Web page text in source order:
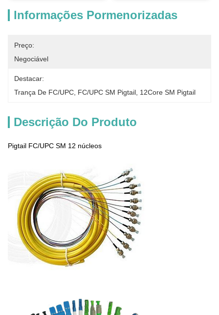
Informações Pormenorizadas
Preço:
Negociável
Destacar:
Trança De FC/UPC FC/UPC SM Pigtail 12Core SM Pigtail
Descrição Do Produto
Pigtail FC/UPC SM 12 núcleos